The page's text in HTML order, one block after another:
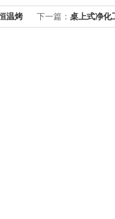
温烤 下一篇： 桌上式净化